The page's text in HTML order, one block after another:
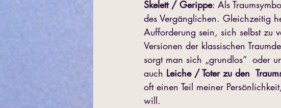
Skelett / Gerippe: Als
des Vergänglichen. Gleichzeitig
Aufforderung sein, sich selbst zu
Versionen der klassischen
sorgt man sich „grundlos“  oder
auch Leiche / Toter zu den
oft einen Teil meiner
will.